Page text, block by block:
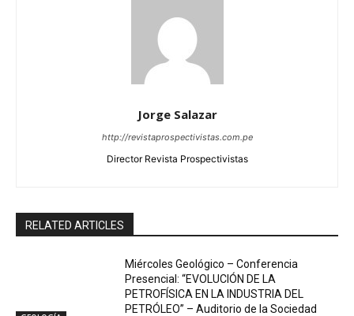
Jorge Salazar
http://revistaprospectivistas.com.pe
Director Revista Prospectivistas
RELATED ARTICLES
Miércoles Geológico – Conferencia
Presencial: “EVOLUCIÓN DE LA
PETROFÍSICA EN LA INDUSTRIA DEL
PETRÓLEO” – Auditorio de la Sociedad